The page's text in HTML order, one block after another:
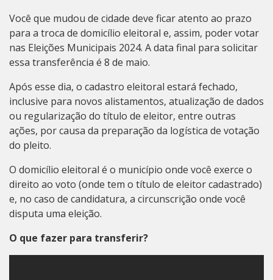
Você que mudou de cidade deve ficar atento ao prazo
para a troca de domicílio eleitoral e, assim, poder votar
nas Eleições Municipais 2024. A data final para solicitar
essa transferência é 8 de maio.
Após esse dia, o cadastro eleitoral estará fechado,
inclusive para novos alistamentos, atualização de dados
ou regularização do título de eleitor, entre outras
ações, por causa da preparação da logística de votação
do pleito.
O domicílio eleitoral é o município onde você exerce o
direito ao voto (onde tem o título de eleitor cadastrado)
e, no caso de candidatura, a circunscrição onde você
disputa uma eleição.
O que fazer para transferir?